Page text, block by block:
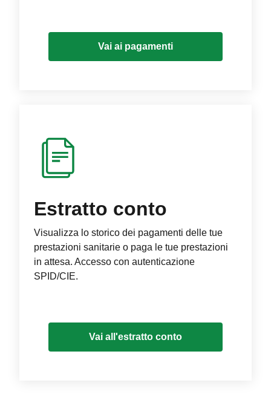
Vai ai pagamenti
Estratto conto
Visualizza lo storico dei pagamenti delle tue
prestazioni sanitarie o paga le tue prestazioni
in attesa. Accesso con autenticazione
SPID/CIE.
Vai all'estratto conto